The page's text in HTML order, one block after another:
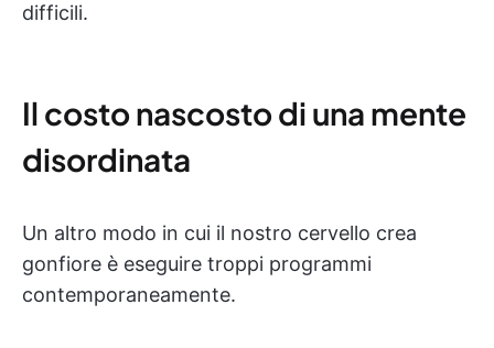
difficili.
Il costo nascosto di una mente
disordinata
Un altro modo in cui il nostro cervello crea
gonfiore è eseguire troppi programmi
contemporaneamente.